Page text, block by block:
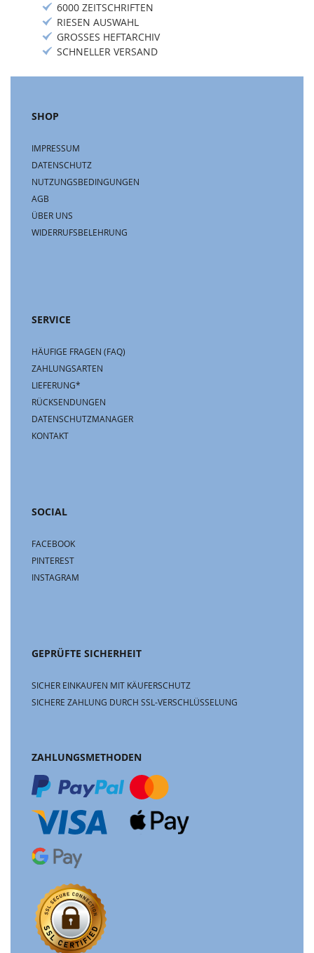
6000 ZEITSCHRIFTEN
RIESEN AUSWAHL
GROSSES HEFTARCHIV
SCHNELLER VERSAND
SHOP
IMPRESSUM
DATENSCHUTZ
NUTZUNGSBEDINGUNGEN
AGB
ÜBER UNS
WIDERRUFSBELEHRUNG
SERVICE
HÄUFIGE FRAGEN (FAQ)
ZAHLUNGSARTEN
LIEFERUNG*
RÜCKSENDUNGEN
DATENSCHUTZMANAGER
KONTAKT
SOCIAL
FACEBOOK
PINTEREST
INSTAGRAM
GEPRÜFTE SICHERHEIT
SICHER EINKAUFEN MIT KÄUFERSCHUTZ
SICHERE ZAHLUNG DURCH SSL-VERSCHLÜSSELUNG
ZAHLUNGSMETHODEN